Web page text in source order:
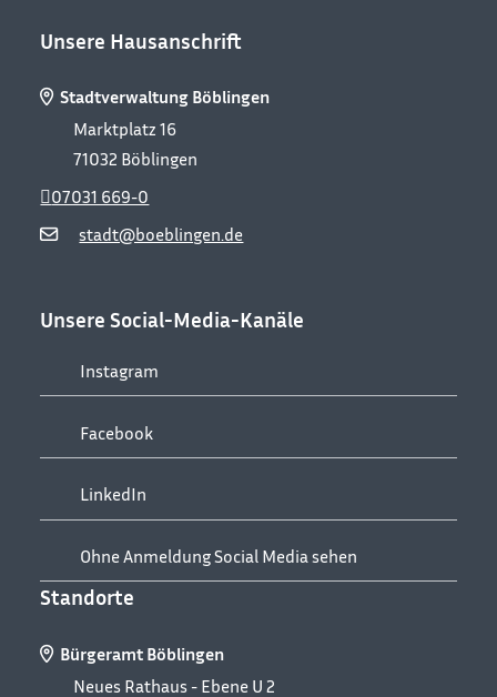
Unsere Hausanschrift
Stadtverwaltung Böblingen
Marktplatz 16
71032 Böblingen
stadt@boeblingen.de
07031 669-0
Unsere Social-Media-Kanäle
Instagram
Facebook
LinkedIn
Ohne Anmeldung Social Media sehen
Standorte
Bürgeramt Böblingen
Neues Rathaus - Ebene U 2